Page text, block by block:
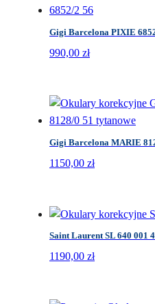
Gigi Barcelona PIXIE
990,00 zł
Gigi Barcelona MARIE
1150,00 zł
Saint Laurent SL 640 001
1190,00 zł